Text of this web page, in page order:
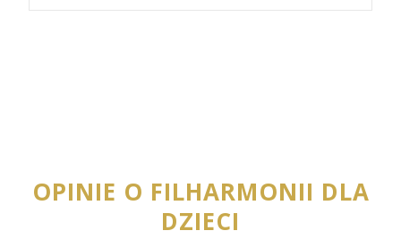
OPINIE O FILHARMONII DLA
DZIECI